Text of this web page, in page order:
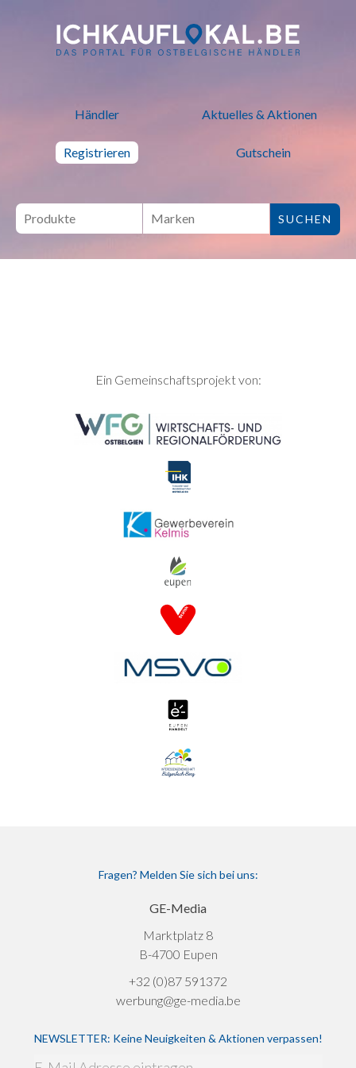
ich kauf lokal - Bei lokalen
Händler Aktuelles & Aktionen
Registrieren Gutschein
SEITENFUSSEin Gemeinschaftsprojekt von:
Fragen? Melden Sie sich bei uns:
GE-Media
Marktplatz 8
B-4700 Eupen
+32 (0)87 591372
werbung@ge-media.be
NEWSLETTER: Keine Neuigkeiten & Aktionen verpassen!